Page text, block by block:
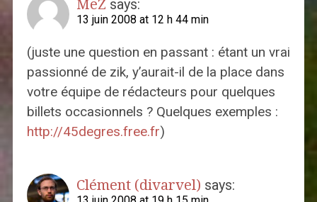
MeZ says:
13 juin 2008 at 12 h 44 min
(juste une question en passant : étant un vrai
passionné de zik, y’aurait-il de la place dans
votre équipe de rédacteurs pour quelques
billets occasionnels ? Quelques exemples :
http://45degres.free.fr)
Clément (divarvel) says: